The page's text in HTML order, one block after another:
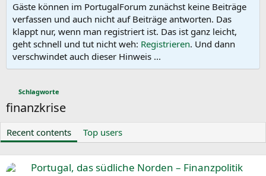
Gäste können im PortugalForum zunächst keine Beiträge
verfassen und auch nicht auf Beiträge antworten. Das
klappt nur, wenn man registriert ist. Das ist ganz leicht,
geht schnell und tut nicht weh: Registrieren. Und dann
verschwindet auch dieser Hinweis ...
Schlagworte
finanzkrise
Recent contents Top users
Portugal, das südliche Norden – Finanzpolitik